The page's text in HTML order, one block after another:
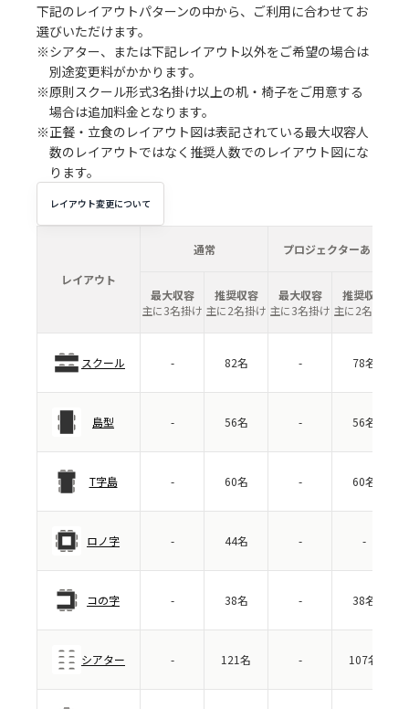
下記のレイアウトパターンの中から、ご利用に合わせてお
選びいただけます。
※シアター、または下記レイアウト以外をご希望の場合は
別途変更料がかかります。
※原則スクール形式3名掛け以上の机・椅子をご用意する
場合は追加料金となります。
※正餐・立食のレイアウト図は表記されている最大収容人
数のレイアウトではなく推奨人数でのレイアウト図にな
ります。
レイアウト変更について
レイアウト
通常 プロジェクターあり
最大収容
主に3名掛け
推奨収容
主に2名掛け
最大収容
主に3名掛け
推奨収容
主に2名掛け
スクール - 82名 - 78名
島型 - 56名 - 56名
T字島 - 60名 - 60名
ロノ字 - 44名 - -
コの字 - 38名 - 38名
シアター - 121名 - 107名